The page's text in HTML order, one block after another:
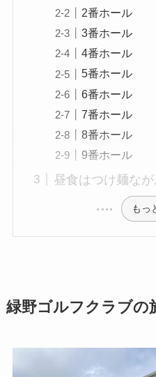
2番ホール
3番ホール
4番ホール
5番ホール
6番ホール
7番ホール
8番ホール
9番ホール
昼食はつけ麺な
もっ
緑野ゴルフクラブの